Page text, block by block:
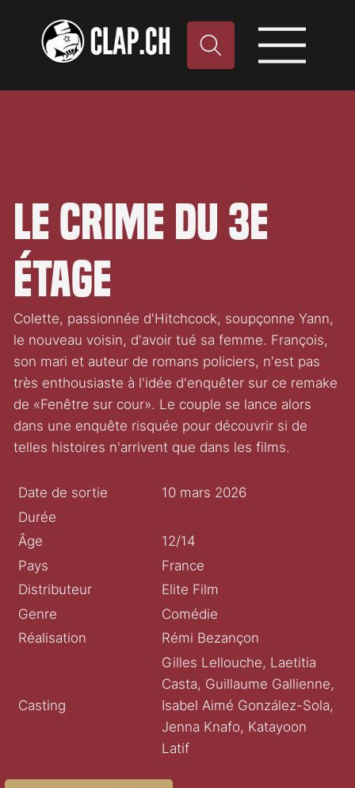
Le Crime du 3e
étage
Colette, passionnée d'Hitchcock, soupçonne Yann,
le nouveau voisin, d'avoir tué sa femme. François,
son mari et auteur de romans policiers, n'est pas
très enthousiaste à l'idée d'enquêter sur ce remake
de «Fenêtre sur cour». Le couple se lance alors
dans une enquête risquée pour découvrir si de
telles histoires n'arrivent que dans les films.
Date de sortie
10 mars 2026
Durée
Âge
12/14
Pays
France
Distributeur
Elite Film
Genre
Comédie
Réalisation
Rémi Bezançon
Casting
Gilles Lellouche, Laetitia
Casta, Guillaume Gallienne,
Isabel Aimé González-Sola,
Jenna Knafo, Katayoon
Latif